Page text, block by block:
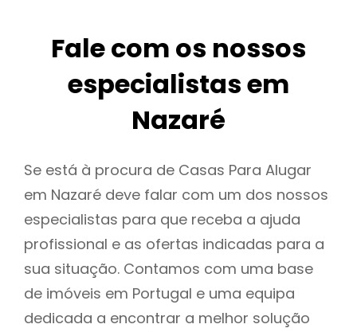
Fale com os nossos
especialistas em
Nazaré
Se está à procura de Casas Para Alugar
em Nazaré deve falar com um dos nossos
especialistas para que receba a ajuda
profissional e as ofertas indicadas para a
sua situação. Contamos com uma base
de imóveis em Portugal e uma equipa
dedicada a encontrar a melhor solução